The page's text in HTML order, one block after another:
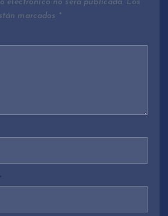
electrónico no será publicada. Los
marcados *
*